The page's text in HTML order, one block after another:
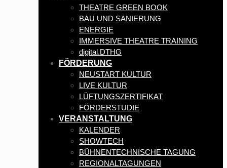
THEATRE GREEN BOOK
BAU UND SANIERUNG
ENERGIE
IMMERSIVE THEATRE TRAINING
digital.DTHG
FÖRDERUNG
NEUSTART KULTUR
LIVE KULTUR
LÜFTUNGSZERTIFIKAT
FÖRDERSTUDIE
VERANSTALTUNG
KALENDER
SHOWTECH
BÜHNENTECHNISCHE TAGUNG
REGIONALTAGUNGEN